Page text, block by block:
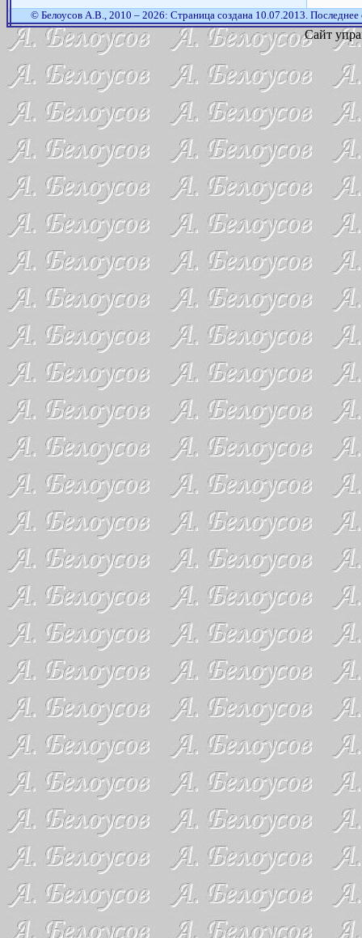
© Белоусов А.В., 2010 – 2026: Страница создана 10.07.2013.
Сайт